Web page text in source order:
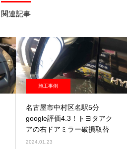
関連記事
施工事例
名古屋市中村区名駅5分
google評価4.3！トヨタアク
アの右ドアミラー破損取替
2024.01.23